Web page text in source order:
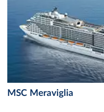
MSC Meraviglia